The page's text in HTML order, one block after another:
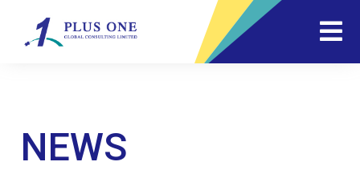
NEWS